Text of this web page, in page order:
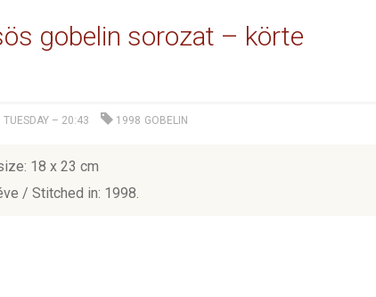
gobelin sorozat – körte
– 20:43 1998 GOBELIN
18 x 23 cm
/ Stitched in: 1998.